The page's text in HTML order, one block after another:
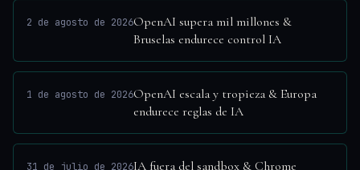
2 de agosto de 2026OpenAI supera mil millones &
Bruselas endurece control IA
1 de agosto de 2026OpenAI escala y tropieza & Europa
endurece reglas de IA
31 de julio de 2026IA fuera del sandbox & Chrome